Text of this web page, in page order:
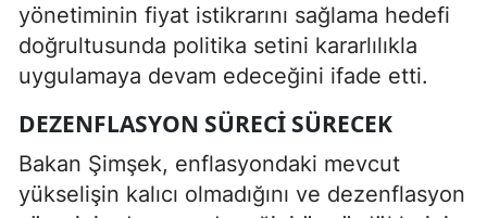
yönetiminin fiyat istikrarını sağlama hedefi
doğrultusunda politika setini kararlılıkla
uygulamaya devam edeceğini ifade etti.
DEZENFLASYON SÜRECI SÜRECEK
Bakan Şimşek, enflasyondaki mevcut
yükselişin kalıcı olmadığını ve dezenflasyon